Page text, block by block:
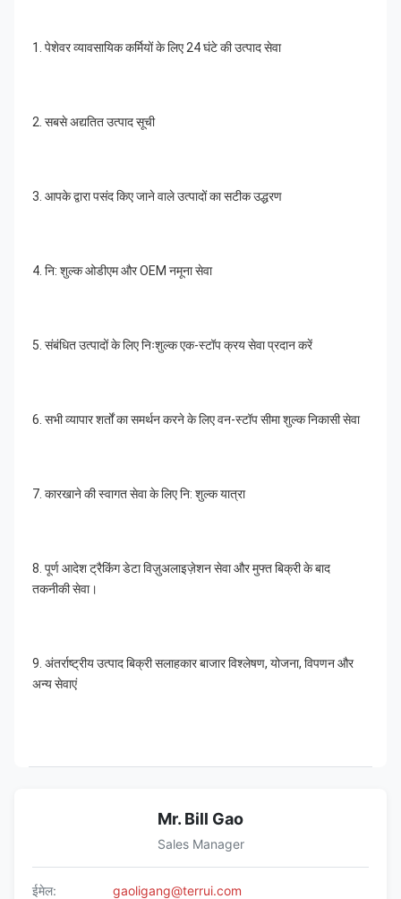
1. पेशेवर व्यावसायिक कर्मियों के लिए 24 घंटे की उत्पाद सेवा
2. सबसे अद्यतित उत्पाद सूची
3. आपके द्वारा पसंद किए जाने वाले उत्पादों का सटीक उद्धरण
4. नि: शुल्क ओडीएम और OEM नमूना सेवा
5. संबंधित उत्पादों के लिए निःशुल्क एक-स्टॉप क्रय सेवा प्रदान करें
6. सभी व्यापार शर्तों का समर्थन करने के लिए वन-स्टॉप सीमा शुल्क निकासी सेवा
7. कारखाने की स्वागत सेवा के लिए नि: शुल्क यात्रा
8. पूर्ण आदेश ट्रैकिंग डेटा विज़ुअलाइज़ेशन सेवा और मुफ्त बिक्री के बाद
तकनीकी सेवा।
9. अंतर्राष्ट्रीय उत्पाद बिक्री सलाहकार बाजार विश्लेषण, योजना, विपणन और
अन्य सेवाएं
Mr. Bill Gao
Sales Manager
ईमेल:
gaoligang@terrui.com